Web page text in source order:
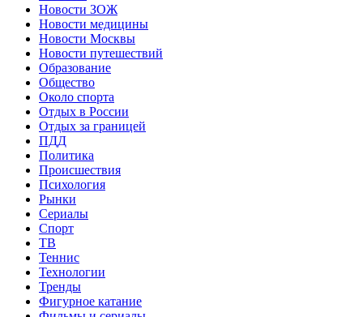
Новости ЗОЖ
Новости медицины
Новости Москвы
Новости путешествий
Образование
Общество
Около спорта
Отдых в России
Отдых за границей
ПДД
Политика
Происшествия
Психология
Рынки
Сериалы
Спорт
ТВ
Теннис
Технологии
Тренды
Фигурное катание